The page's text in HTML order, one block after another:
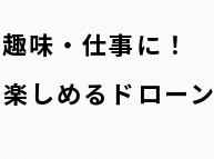
味・仕事に！
しめるドローン